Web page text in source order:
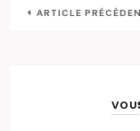
ARTICLE